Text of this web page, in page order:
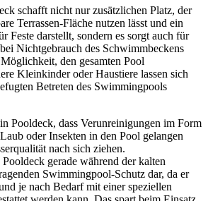
schafft nicht nur zusätzlichen Platz, der
Terrassen-Fläche nutzen lässt und ein
Feste darstellt, sondern es sorgt auch für
Nichtgebrauch des Schwimmbeckens
den gesamten Pool
Kleinkinder oder Haustiere lassen sich
Betreten des Swimmingpools
Pooldeck, dass Verunreinigungen im Form
oder Insekten in den Pool gelangen
nach sich ziehen.
gerade während der kalten
Swimmingpool-Schutz dar, da er
je nach Bedarf mit einer speziellen